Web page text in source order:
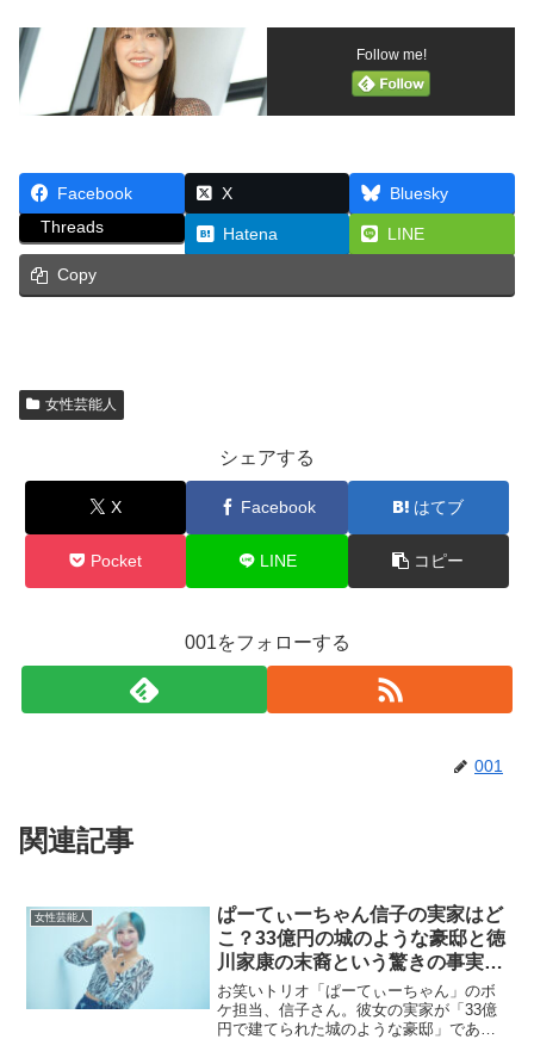
Follow me!
Facebook X
Bluesky
Threads
Hatena LINE
Copy
女性芸能人
シェアする
X Facebook はてブ
Pocket LINE コピー
001をフォローする
001
関連記事
女性芸能人
ぱーてぃーちゃん信子の実家はど
こ？33億円の城のような豪邸と徳
川家康の末裔という驚きの事実と
は？
お笑いトリオ「ぱーてぃーちゃん」のボ
ケ担当、信子さん。彼女の実家が「33億
円で建てられた城のような豪邸」であ